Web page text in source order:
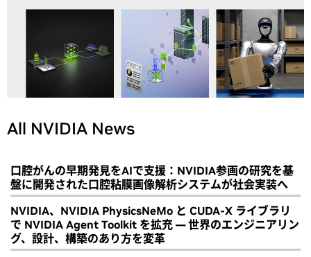
All NVIDIA News
口腔がんの早期発見をAIで支援：NVIDIA参画の研究を基
盤に開発された口腔粘膜画像解析システムが社会実装へ
NVIDIA、NVIDIA PhysicsNeMo と CUDA-X ライブラリ
で NVIDIA Agent Toolkit を拡充 ― 世界のエンジニアリン
グ、設計、構築のあり方を変革